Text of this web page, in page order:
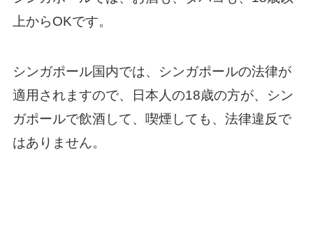
上からOKです。
シンガポール国内では、シンガポールの法律が
適用されますので、日本人の18歳の方が、シン
ガポールで飲酒して、喫煙しても、法律違反で
はありません。